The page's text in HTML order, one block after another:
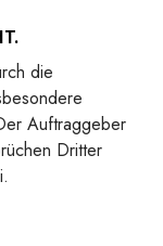
die
Auftraggeber
Dritter